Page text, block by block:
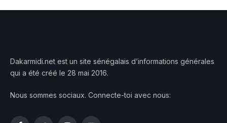
Dakarmidi.net est un site sénégalais d’informations générales
qui a été créé le 28 mai 2016.
Nous sommes sociaux. Connecte-toi avec nous: